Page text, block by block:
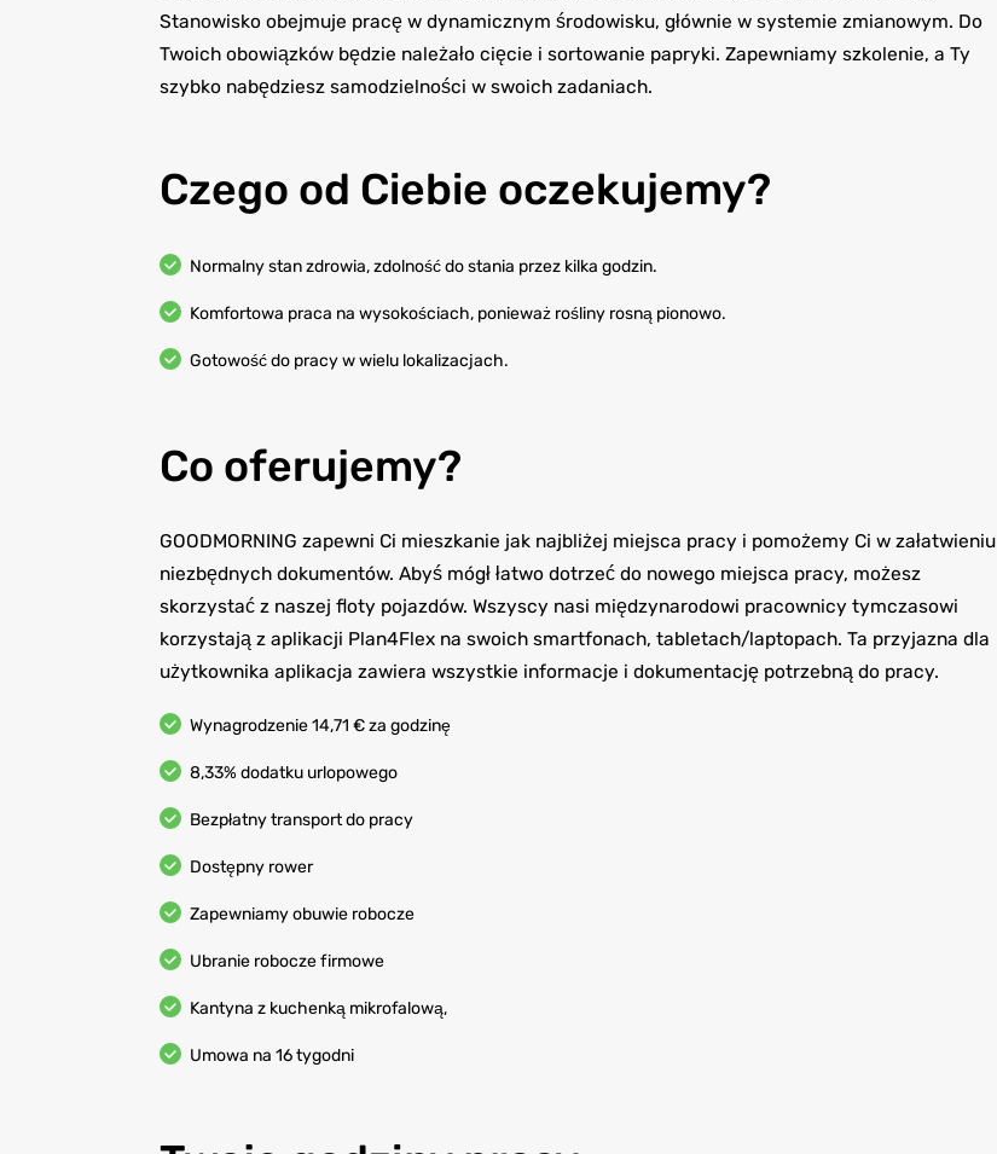
Stanowisko obejmuje pracę w dynamicznym środowisku, głównie w systemie zmianowym. Do
Twoich obowiązków będzie należało cięcie i sortowanie papryki. Zapewniamy szkolenie, a Ty
szybko nabędziesz samodzielności w swoich zadaniach.
Czego od Ciebie oczekujemy?
Normalny stan zdrowia, zdolność do stania przez kilka godzin.
Komfortowa praca na wysokościach, ponieważ rośliny rosną pionowo.
Gotowość do pracy w wielu lokalizacjach.
Co oferujemy?
GOODMORNING zapewni Ci mieszkanie jak najbliżej miejsca pracy i pomożemy Ci w załatwieniu
niezbędnych dokumentów. Abyś mógł łatwo dotrzeć do nowego miejsca pracy, możesz
skorzystać z naszej floty pojazdów. Wszyscy nasi międzynarodowi pracownicy tymczasowi
korzystają z aplikacji Plan4Flex na swoich smartfonach, tabletach/laptopach. Ta przyjazna dla
użytkownika aplikacja zawiera wszystkie informacje i dokumentację potrzebną do pracy.
Wynagrodzenie 14,71 € za godzinę
8,33% dodatku urlopowego
Bezpłatny transport do pracy
Dostępny rower
Zapewniamy obuwie robocze
Ubranie robocze firmowe
Kantyna z kuchenką mikrofalową,
Umowa na 16 tygodni